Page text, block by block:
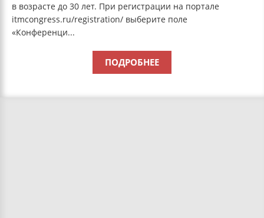
в возрасте до 30 лет. При регистрации на портале
itmcongress.ru/registration/ выберите поле
«Конференци...
ПОДРОБНЕЕ